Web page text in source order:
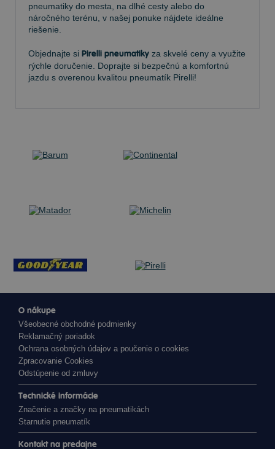
pneumatiky do mesta, na dlhé cesty alebo do
náročného terénu, v našej ponuke nájdete ideálne
riešenie.
Objednajte si Pirelli pneumatiky za skvelé ceny a využite
rýchle doručenie. Doprajte si bezpečnú a komfortnú
jazdu s overenou kvalitou pneumatík Pirelli!
O nákupe
Všeobecné obchodné podmienky
Reklamačný poriadok
Ochrana osobných údajov a poučenie o cookies
Zpracovanie Cookies
Odstúpenie od zmluvy
Technické informácie
Značenie a značky na pneumatikách
Starnutie pneumatík
Kontakt na predajne